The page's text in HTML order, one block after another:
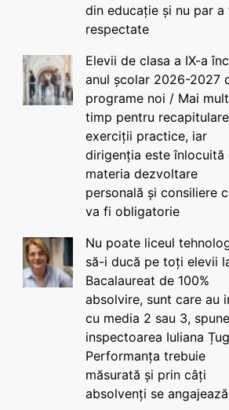
din educație și nu par a
respectate
Elevii de clasa a IX-a
anul școlar 2026-2027
programe noi / Mai mult
timp pentru
exerciții practice, iar
dirigenția este înlocuită
materia dezvoltare
personală și consiliere
va fi obligatorie
Nu poate liceul
să-i ducă pe toți elevii
Bacalaureat de 100%
absolvire, sunt care au
cu media 2 sau 3, spune
inspectoarea Iuliana
Performanța trebuie
măsurată și prin câți
absolvenți se angajează